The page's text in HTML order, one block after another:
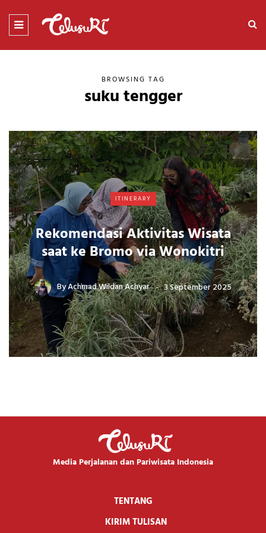
BROWSING TAG
suku tengger
ITINERARY
Rekomendasi Aktivitas Wisata
saat ke Bromo via Wonokitri
ByAchmad Wildan Achyar 3 September 2025
Media Perjalanan dan Pariwisata Indonesia
TENTANG
KIRIM TULISAN